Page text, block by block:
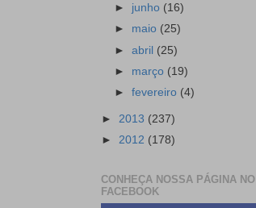
► junho (16)
► maio (25)
►abril (25)
► março (19)
►fevereiro (4)
► 2013 (237)
► 2012 (178)
CONHEÇA NOSSA PÁGINA NO
FACEBOOK